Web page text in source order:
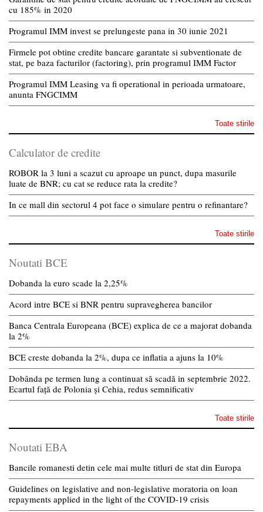
cu 185% in 2020
Programul IMM invest se prelungeste pana in 30 iunie 2021
Firmele pot obtine credite bancare garantate si subventionate de
stat, pe baza facturilor (factoring), prin programul IMM Factor
Programul IMM Leasing va fi operational in perioada urmatoare,
anunta FNGCIMM
Toate stirile
Calculator de credite
ROBOR la 3 luni a scazut cu aproape un punct, dupa masurile
luate de BNR; cu cat se reduce rata la credite?
In ce mall din sectorul 4 pot face o simulare pentru o refinantare?
Toate stirile
Noutati BCE
Dobanda la euro scade la 2,25%
Acord intre BCE si BNR pentru supravegherea bancilor
Banca Centrala Europeana (BCE) explica de ce a majorat dobanda
la 2%
BCE creste dobanda la 2%, dupa ce inflatia a ajuns la 10%
Dobânda pe termen lung a continuat să scadă in septembrie 2022.
Ecartul față de Polonia și Cehia, redus semnificativ
Toate stirile
Noutati EBA
Bancile romanesti detin cele mai multe titluri de stat din Europa
Guidelines on legislative and non-legislative moratoria on loan
repayments applied in the light of the COVID-19 crisis